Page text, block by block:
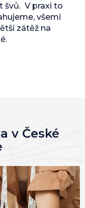
švů. V praxi to
všemi
zátěž na
v České